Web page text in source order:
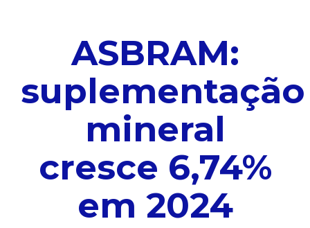
ASBRAM:
suplementação
mineral
cresce 6,74%
em 2024